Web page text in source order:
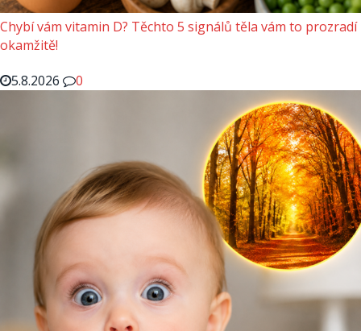
Chybí vám vitamin D? Těchto 5 signálů těla vám to prozradí
okamžitě!
5.8.2026
0